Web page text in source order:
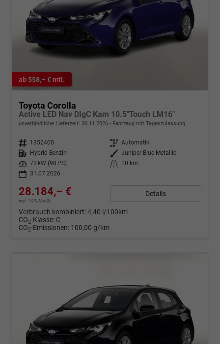
ab 558,– € mtl.
Toyota Corolla
Active LED Nav DIgC Kam 10.5"Touch LM16"
unverbindliche Lieferzeit: 30.11.2026 Fahrzeug mit Tageszulassung
Fahrzeugnr. 1352400 Getriebe Automatik
Kraftstoff
Hybrid Benzin Außenfarbe Juniper Blue Metallic
Leistung
72 kW (98 PS) Kilometerstand
10 km
31.07.2026
28.184,– €
incl. 19% MwSt.
Details
Verbrauch kombiniert:4,40 l/100km
CO2-Klasse: C
CO2-Emissionen: 100,00 g/km